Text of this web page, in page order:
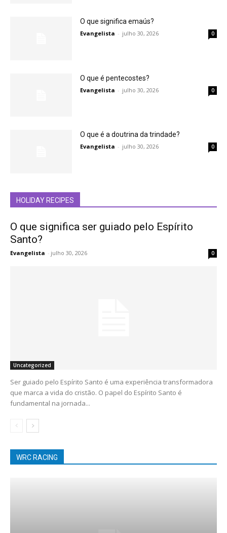
O que significa emaús?
Evangelista - julho 30, 2026 0
O que é pentecostes?
Evangelista - julho 30, 2026 0
O que é a doutrina da trindade?
Evangelista - julho 30, 2026 0
HOLIDAY RECIPES
O que significa ser guiado pelo Espírito
Santo?
Evangelista - julho 30, 2026 0
Uncategorized
Ser guiado pelo Espírito Santo é uma experiência transformadora
que marca a vida do cristão. O papel do Espírito Santo é
fundamental na jornada...
WRC RACING